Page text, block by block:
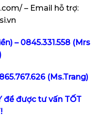
– Email hỗ trợ:
– 0845.331.558(Mrs
(Ms.Trang)
để được tư vấn TỐT